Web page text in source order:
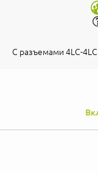
С разъемами 4LC-